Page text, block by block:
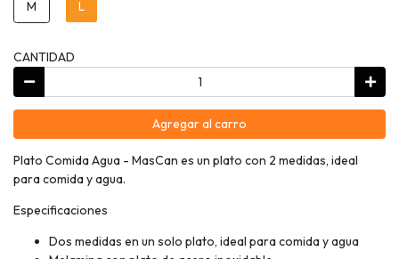
M L
CANTIDAD
Agregar al carro
Plato Comida Agua - MasCan es un plato con 2 medidas, ideal
para comida y agua.
Especificaciones
Dos medidas en un solo plato, ideal para comida y agua